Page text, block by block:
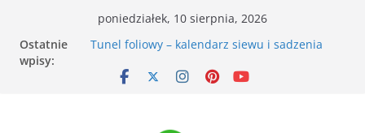
poniedziałek, 10 sierpnia, 2026
Ostatnie
wpisy:
Przyrządy do pomiarów meteorologicznych
warzyw